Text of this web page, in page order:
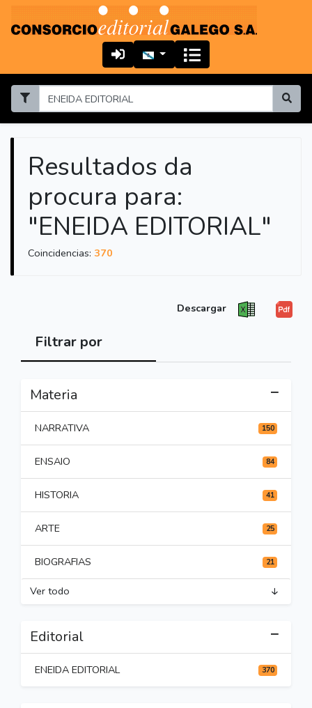
Resultados da
procura para:
"ENEIDA EDITORIAL"
Coincidencias: 370
Descargar
Filtrar por
Materia
NARRATIVA 150
ENSAIO 84
HISTORIA 41
ARTE 25
BIOGRAFIAS 21
Ver todo
Editorial
ENEIDA EDITORIAL 370